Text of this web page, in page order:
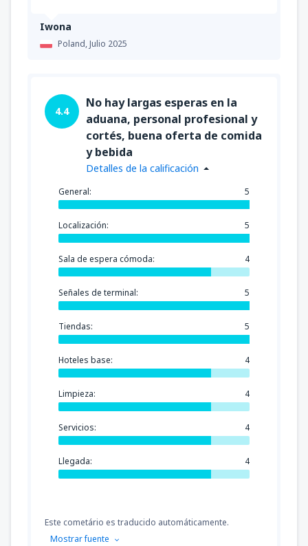
Iwona
Poland,Julio 2025
4.4
No hay largas esperas en la
aduana, personal profesional y
cortés, buena oferta de comida
y bebida
Detalles de la calificación
General: 5
Localización: 5
Sala de espera cómoda: 4
Señales de terminal: 5
Tiendas: 5
Hoteles base: 4
Limpieza: 4
Servicios: 4
Llegada: 4
Este cometário es traducido automáticamente.
Mostrar fuente